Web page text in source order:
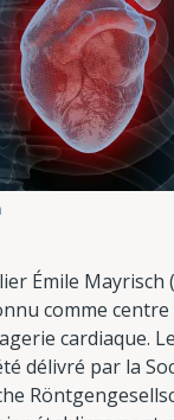
Émile Mayrisch
comme centre
cardiaque.
délivré par la